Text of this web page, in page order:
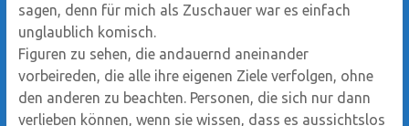
sagen, denn für mich als Zuschauer war es einfach
unglaublich komisch.
Figuren zu sehen, die andauernd aneinander
vorbeireden, die alle ihre eigenen Ziele verfolgen, ohne
den anderen zu beachten. Personen, die sich nur dann
verlieben können, wenn sie wissen, dass es aussichtslos